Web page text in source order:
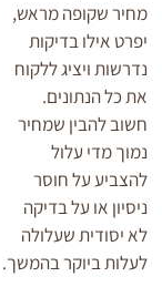
מחיר שקופה מראש,
יפרט אילו בדיקות
נדרשות ויציג ללקוח
את כל הנתונים.
חשוב להבין שמחיר
נמוך מדי עלול
להצביע על חוסר
ניסיון או על בדיקה
לא יסודית שעלולה
לעלות ביוקר בהמשך.